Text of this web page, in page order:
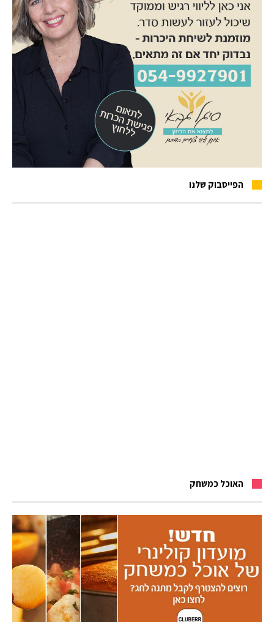
הפייסבוק שלנו
האוכל כמשחק